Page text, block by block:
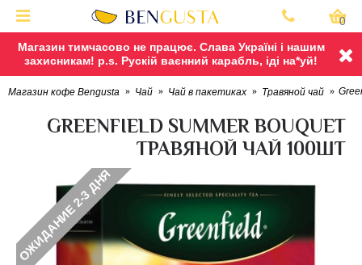
Магазин тимчасово не працює. Слава Україні і нашим
захисникам! p.s. Рускій ваєнний карабль, іді на*уй!
0
Магазин кофе Bengusta Чай Чай в пакетиках Травяной чай
GREENFIELD SUMMER BOUQUET
ТРАВЯНОЙ ЧАЙ 100ШТ
ОЖИДАНИЕ 2-3 ДНЯ